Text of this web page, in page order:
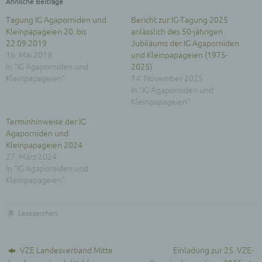
Ähnliche Beiträge
Tagung IG Agaporniden und
Kleinpapageien 20. bis
22.09.2019
16. Mai 2019
In "IG Agaporniden und
Kleinpapageien"
Bericht zur IG-Tagung 2025
anlässlich des 50-jährigen
Jubiläums der IG Agaporniden
und Kleinpapageien (1975-
2025)
14. November 2025
In "IG Agaporniden und
Kleinpapageien"
Terminhinweise der IG
Agaporniden und
Kleinpapageien 2024
27. März 2024
In "IG Agaporniden und
Kleinpapageien"
Lesezeichen.
VZE Landesverband Mitte
Einladung zur 25. VZE-
Zusammenhang mit personenbezogenen Daten
wie das Erheben, das Erfassen, die Organisation,
das Ordnen, die Speicherung, die Anpassung oder
Veränderung, das Auslesen, das Abfragen, die
Verwendung, die Offenlegung durch Übermittlung,
Verbreitung oder eine andere Form der
Bereitstellung, den Abgleich oder die Verknüpfung,
die Einschränkung, das Löschen oder die
d) Einschränkung der Verarbeitung
Einschränkung der Verarbeitung ist die Markierung
gespeicherter personenbezogener Daten mit dem
Ziel, ihre künftige Verarbeitung einzuschränken.
e) Profiling
besteht, dass diese personenbezogenen Daten
beziehen, zu bewerten, insbesondere, um Aspekte
bezüglich Arbeitsleistung, wirtschaftlicher Lage,